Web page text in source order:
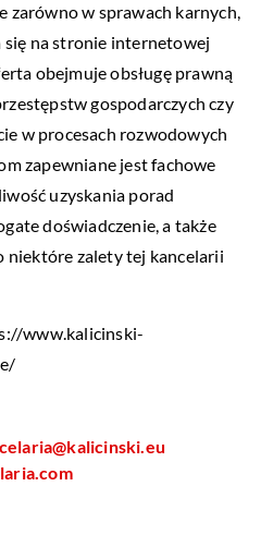
zarówno w sprawach karnych,
się na stronie internetowej
obejmuje obsługę prawną
gospodarczych czy
w procesach rozwodowych
zapewniane jest fachowe
uzyskania porad
doświadczenie, a także
zalety tej kancelarii
www.kalicinski-